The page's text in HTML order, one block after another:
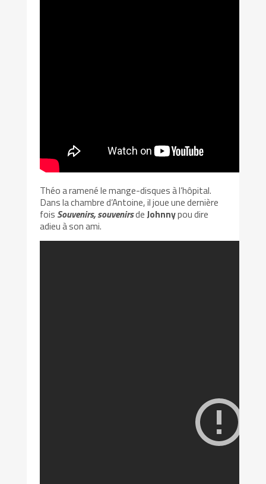
Théo a ramené le mange-disques à l’hôpital.
Dans la chambre d’Antoine, il joue une dernière
fois Souvenirs, souvenirsdeJohnnypou dire
adieu à son ami.